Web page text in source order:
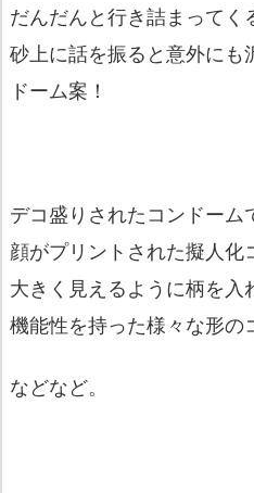
だんだんと行き詰まってく
砂上に話を振ると意外にも
ドーム案！
デコ盛りされたコンドーム
顔がプリントされた擬人化
大きく見えるように柄を入
機能性を持った様々な形の
などなど。